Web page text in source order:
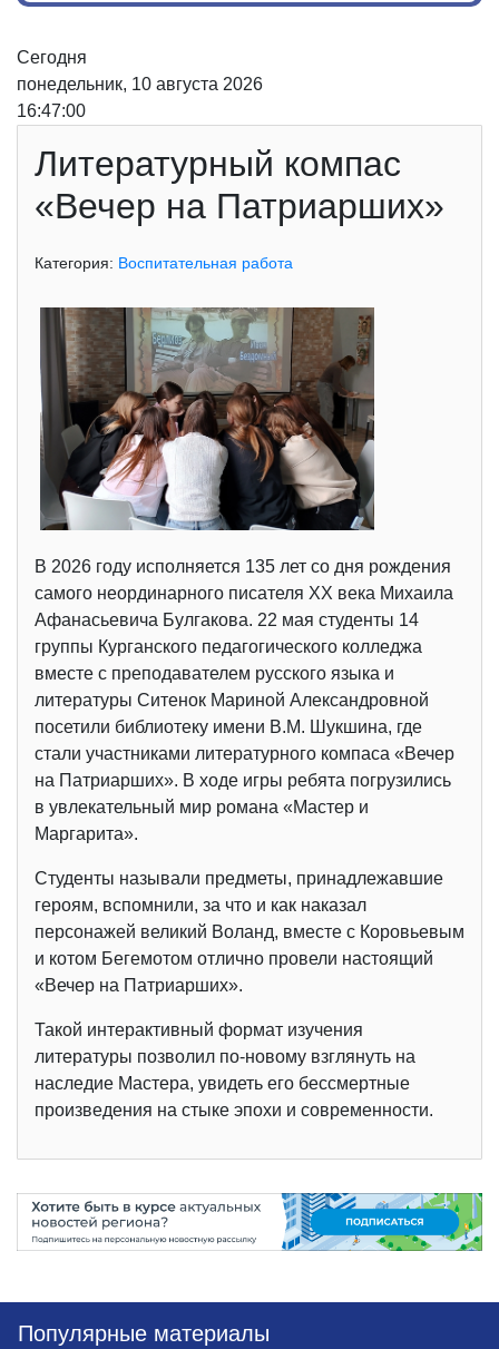
Сегодня
понедельник, 10 августа 2026
16:47:01
Литературный компас
«Вечер на Патриарших»
Категория: Воспитательная работа
В 2026 году исполняется 135 лет со дня рождения
самого неординарного писателя XX века Михаила
Афанасьевича Булгакова. 22 мая студенты 14
группы Курганского педагогического колледжа
вместе с преподавателем русского языка и
литературы Ситенок Мариной Александровной
посетили библиотеку имени В.М. Шукшина, где
стали участниками литературного компаса «Вечер
на Патриарших». В ходе игры ребята погрузились
в увлекательный мир романа «Мастер и
Маргарита».
Студенты называли предметы, принадлежавшие
героям, вспомнили, за что и как наказал
персонажей великий Воланд, вместе с Коровьевым
и котом Бегемотом отлично провели настоящий
«Вечер на Патриарших».
Такой интерактивный формат изучения
литературы позволил по-новому взглянуть на
наследие Мастера, увидеть его бессмертные
произведения на стыке эпохи и современности.
Популярные материалы